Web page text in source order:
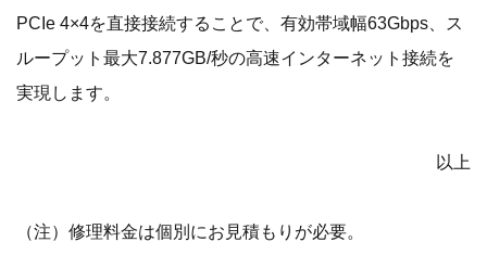
PCIe 4×4を直接接続することで、有効帯域幅63Gbps、ス
ループット最大7.877GB/秒の高速インターネット接続を
実現します。
以上
（注）修理料金は個別にお見積もりが必要。